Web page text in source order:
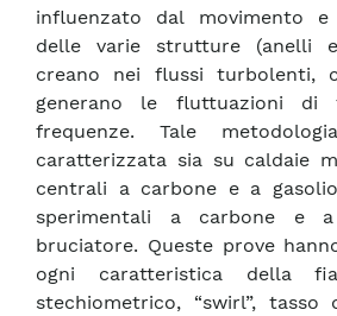
influenzato dal movimento
delle varie strutture (anelli
creano nei flussi turbolenti,
generano le fluttuazioni di
frequenze. Tale
caratterizzata sia su caldaie
centrali a carbone e a
sperimentali a carbone e
bruciatore. Queste prove
ogni caratteristica della
stechiometrico, “swirl”, tasso